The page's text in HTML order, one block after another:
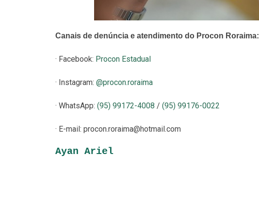
Canais de denúncia e atendimento do Procon Roraima:
· Facebook: Procon Estadual
· Instagram: @procon.roraima
· WhatsApp: (95) 99172-4008 / (95) 99176-0022
· E-mail: procon.roraima@hotmail.com
Ayan Ariel